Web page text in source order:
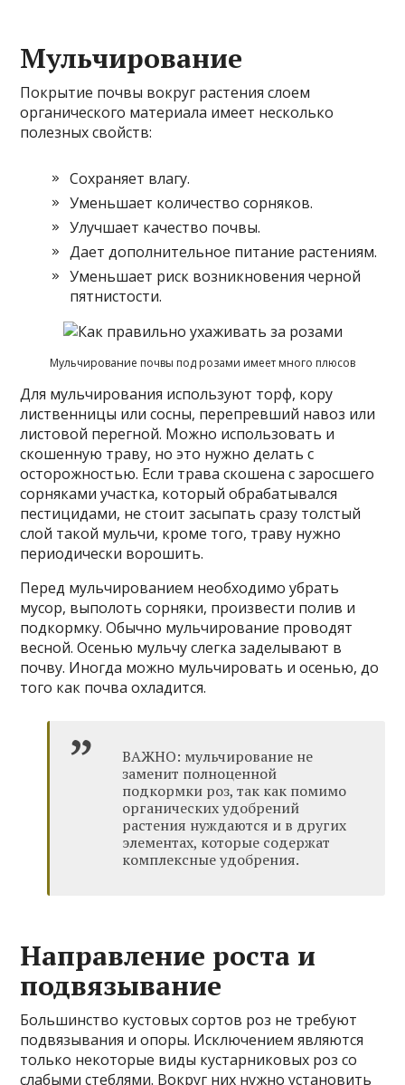
Мульчирование
Покрытие почвы вокруг растения слоем
органического материала имеет несколько
полезных свойств:
Сохраняет влагу.
Уменьшает количество сорняков.
Улучшает качество почвы.
Дает дополнительное питание растениям.
Уменьшает риск возникновения черной
пятнистости.
Мульчирование почвы под розами имеет много плюсов
Для мульчирования используют торф, кору
лиственницы или сосны, перепревший навоз или
листовой перегной. Можно использовать и
скошенную траву, но это нужно делать с
осторожностью. Если трава скошена с заросшего
сорняками участка, который обрабатывался
пестицидами, не стоит засыпать сразу толстый
слой такой мульчи, кроме того, траву нужно
периодически ворошить.
Перед мульчированием необходимо убрать
мусор, выполоть сорняки, произвести полив и
подкормку. Обычно мульчирование проводят
весной. Осенью мульчу слегка заделывают в
почву. Иногда можно мульчировать и осенью, до
того как почва охладится.
ВАЖНО: мульчирование не
заменит полноценной
подкормки роз, так как помимо
органических удобрений
растения нуждаются и в других
элементах, которые содержат
комплексные удобрения.
Направление роста и
подвязывание
Большинство кустовых сортов роз не требуют
подвязывания и опоры. Исключением являются
только некоторые виды кустарниковых роз со
слабыми стеблями. Вокруг них нужно установить